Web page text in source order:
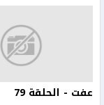
عفت - الحلقة 79